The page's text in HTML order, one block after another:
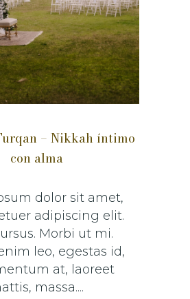
– Nikkah íntimo
con alma
dolor sit amet,
adipiscing elit.
Morbi ut mi.
leo, egestas id,
at, laoreet
massa....